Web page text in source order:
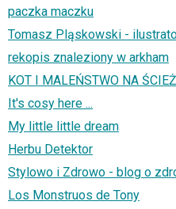
paczka maczku
Tomasz Pląskowski -
rekopis znaleziony w arkham
KOT I MALEŃSTWO NA
It's cosy here ...
My little little dream
Herbu Detektor
Stylowo i Zdrowo - blog o
Los Monstruos de Tony